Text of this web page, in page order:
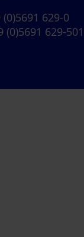
(0)5691 629-0
(0)5691 629-501